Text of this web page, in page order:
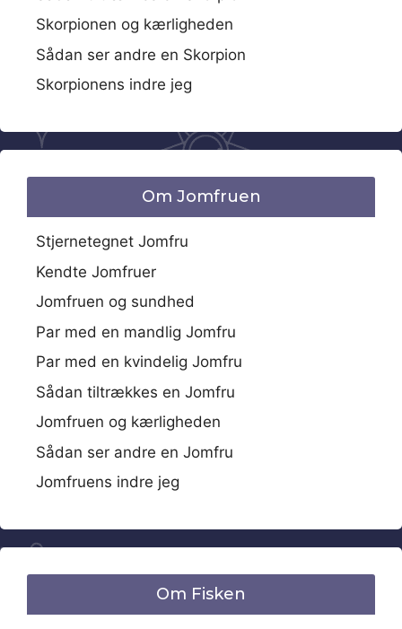
Skorpionen og kærligheden
Sådan ser andre en Skorpion
Skorpionens indre jeg
Om Jomfruen
Stjernetegnet Jomfru
Kendte Jomfruer
Jomfruen og sundhed
Par med en mandlig Jomfru
Par med en kvindelig Jomfru
Sådan tiltrækkes en Jomfru
Jomfruen og kærligheden
Sådan ser andre en Jomfru
Jomfruens indre jeg
Om Fisken